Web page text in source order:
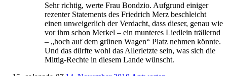
Sehr richtig, werte Frau Bondzio. Aufgrund einiger
rezenter Statements des Friedrich Merz beschleicht
einen unweigerlich der Verdacht, dass dieser, genau wie
vor ihm schon Merkel – ein munteres Liedlein trällernd
– „hoch auf dem grünen Wagen“ Platz nehmen könnte.
Und das dürfte wohl das Allerletzte sein, was sich die
Mittig-Rechte in diesem Lande wünscht.